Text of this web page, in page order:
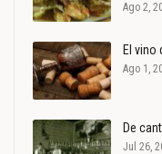
Ago 2,
El vino
Ago 1,
De
Jul 26,